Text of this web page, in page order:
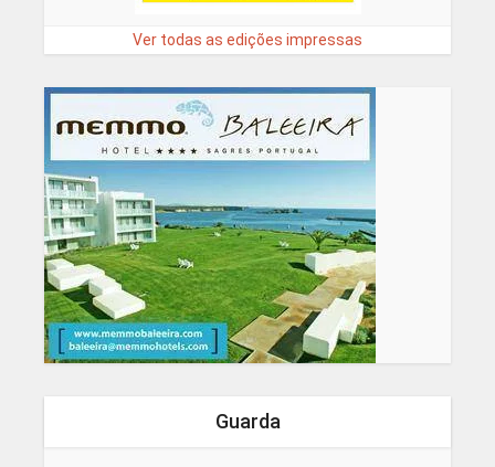
Ver todas as edições impressas
Guarda